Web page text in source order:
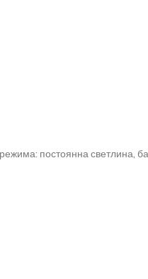
постоянна светлина,